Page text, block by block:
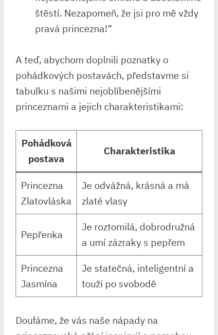
štěstí. Nezapomeň, že jsi pro⁢ mě vždy
pravá ⁤princezna!“
A teď, abychom ⁤doplnili poznatky o
pohádkových postavách, představme si
tabulku⁤ s ‌našimi nejoblíbenějšími
princeznami ⁢a jejich charakteristikami:
Pohádková
postava
Charakteristika
Princezna
⁤Zlatovláska
Je⁣ odvážná, krásná a má
zlaté​ vlasy
Pepřenka
Je roztomilá, dobrodružná
a ⁢umí zázraky ⁤s pepřem
Princezna
Jasmína
Je statečná, ‍inteligentní a
touží po svobodě
Doufáme, že‌ vás‍ naše nápady na